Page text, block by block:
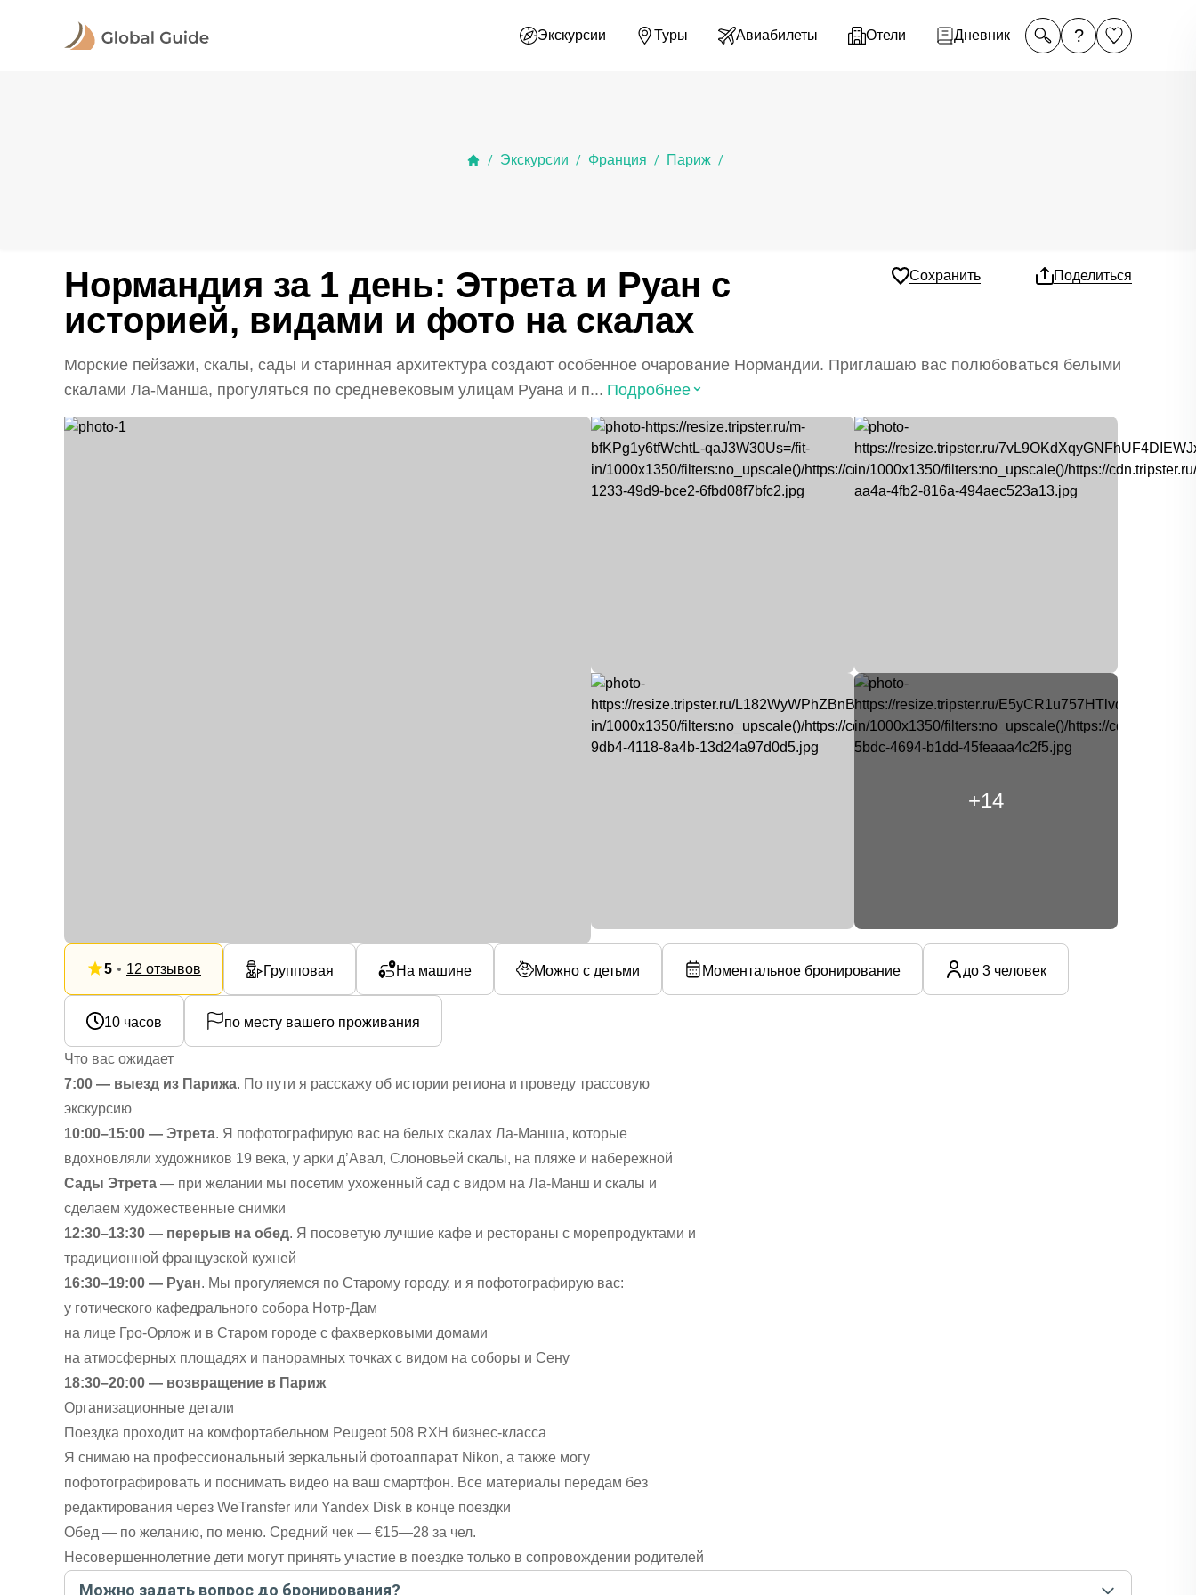
Экскурсии Туры Авиабилеты Отели Дневник ?
/ Экскурсии / Франция / Париж /
Нормандия за 1 день: Этрета и Руан с
историей, видами и фото на скалах
Сохранить Поделиться
Морские пейзажи, скалы, сады и старинная архитектура создают особенное очарование Нормандии. Приглашаю вас полюбоваться белыми
скалами Ла-Манша, прогуляться по средневековым улицам Руана и п... Подробнее⌃
+14
5 12 отзывов Групповая На машине Можно с детьми Моментальное бронирование до 3 человек
10 часов по месту вашего проживания
Что вас ожидает
7:00 — выезд из Парижа. По пути я расскажу об истории региона и проведу трассовую
экскурсию
10:00–15:00 — Этрета. Я пофотографирую вас на белых скалах Ла-Манша, которые
вдохновляли художников 19 века, у арки д’Авал, Слоновьей скалы, на пляже и набережной
Сады Этрета — при желании мы посетим ухоженный сад с видом на Ла-Манш и скалы и
сделаем художественные снимки
12:30–13:30 — перерыв на обед. Я посоветую лучшие кафе и рестораны с морепродуктами и
традиционной французской кухней
16:30–19:00 — Руан. Мы прогуляемся по Старому городу, и я пофотографирую вас:
у готического кафедрального собора Нотр-Дам
на лице Гро-Орлож и в Старом городе с фахверковыми домами
на атмосферных площадях и панорамных точках с видом на соборы и Сену
18:30–20:00 — возвращение в Париж
Организационные детали
Поездка проходит на комфортабельном Peugeot 508 RXH бизнес-класса
Я снимаю на профессиональный зеркальный фотоаппарат Nikon, а также могу
пофотографировать и поснимать видео на ваш смартфон. Все материалы передам без
редактирования через WeTransfer или Yandex Disk в конце поездки
Обед — по желанию, по меню. Средний чек — €15—28 за чел.
Несовершеннолетние дети могут принять участие в поездке только в сопровождении родителей
Можно задать вопрос до бронирования?